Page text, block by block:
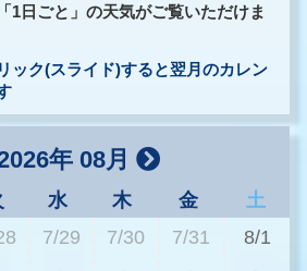
1日ごと」の天気がご覧いただけま
ック(スライド)すると翌月のカレン
年 08月
水 木 金
土
7/29 7/30 7/31 8/1